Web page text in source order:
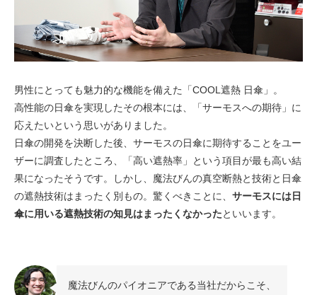
男性にとっても魅力的な機能を備えた「COOL遮熱 日傘」。
高性能の日傘を実現したその根本には、「サーモスへの期待」に
応えたいという思いがありました。
日傘の開発を決断した後、サーモスの日傘に期待することをユー
ザーに調査したところ、「高い遮熱率」という項目が最も高い結
果になったそうです。しかし、魔法びんの真空断熱と技術と日傘
の遮熱技術はまったく別もの。驚くべきことに、 サーモスには日
傘に用いる遮熱技術の知見はまったくなかったといいます。
魔法びんのパイオニアである当社だからこそ、